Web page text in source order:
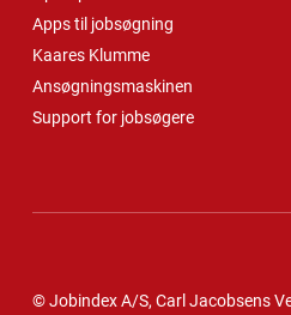
Apps til jobsøgning
Kaares Klumme
Ansøgningsmaskinen
Support for jobsøgere
© Jobindex A/S, Carl Jacobsens